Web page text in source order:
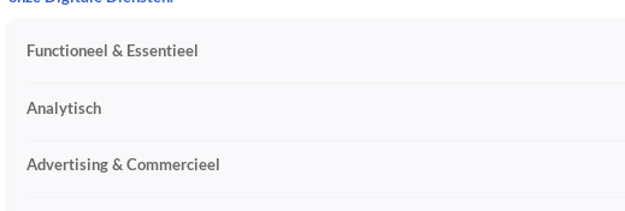
Functioneel & Essentieel
Analytisch
Advertising & Commercieel